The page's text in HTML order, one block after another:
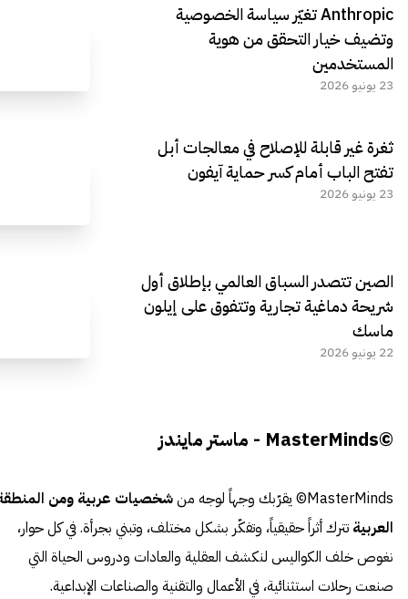
Anthropic تغيّر سياسة الخصوصية
وتضيف خيار التحقق من هوية
المستخدمين
23 يونيو 2026
ثغرة غير قابلة للإصلاح في معالجات أبل
تفتح الباب أمام كسر حماية آيفون
23 يونيو 2026
الصين تتصدر السباق العالمي بإطلاق أول
شريحة دماغية تجارية وتتفوق على إيلون
ماسك
22 يونيو 2026
©MasterMinds - ماستر مايندز
MasterMinds© يقرّبك وجهاً لوجه من
شخصيات عربية ومن
العربية تترك أثراً حقيقياً، وتفكّر بشكل مختلف، وتبني بجرأة. في كل حوار،
نغوص خلف الكواليس لنكشف العقلية والعادات ودروس الحياة التي
صنعت رحلات استثنائية، في الأعمال والتقنية والصناعات الإبداعية.